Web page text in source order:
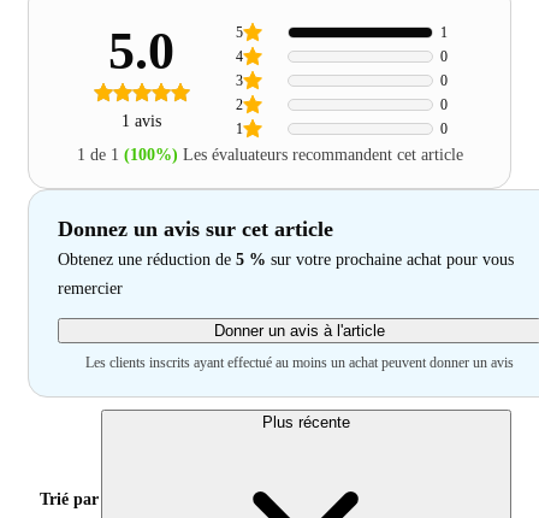
5.0
1 avis 1 0
2 0
3 0
4 0
5 1
1 de 1 (100%) Les évaluateurs recommandent cet article
Donnez un avis sur cet article
Obtenez une réduction de 5 % sur votre prochaine achat pour vous
remercier
Donner un avis à l'article
Les clients inscrits ayant effectué au moins un achat peuvent donner un avis
Trié par
Plus récente